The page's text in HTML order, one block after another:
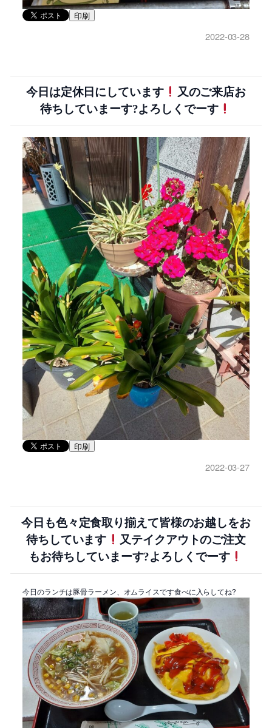
印刷
2022-03-28
今日は定休日にしています
又のご来店お
待ちしていまーす?よろしくでーす
印刷
2022-03-27
今日も色々定食取り揃えて皆様のお越しをお
待ちしています
又テイクアウトのご注文
もお待ちしていまーす?よろしくでーす
今日のランチは豚骨ラーメン、オムライスです食べに入らしてね?